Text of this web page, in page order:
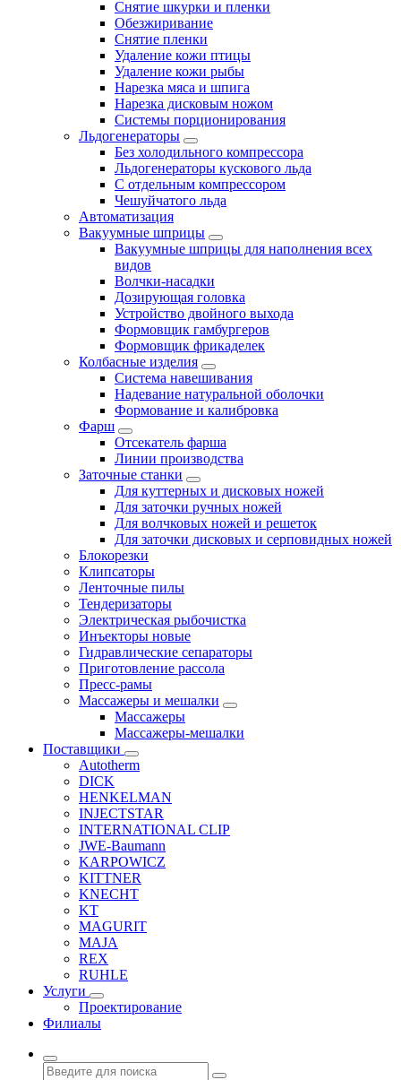
Снятие шкурки и пленки
Обезжиривание
Снятие пленки
Удаление кожи птицы
Удаление кожи рыбы
Нарезка мяса и шпига
Нарезка дисковым ножом
Системы порционирования
Льдогенераторы
Без холодильного компрессора
Льдогенераторы кускового льда
С отдельным компрессором
Чешуйчатого льда
Автоматизация
Вакуумные шприцы
Вакуумные шприцы для наполнения всех
видов
Волчки-насадки
Дозирующая головка
Устройство двойного выхода
Формовщик гамбургеров
Формовщик фрикаделек
Колбасные изделия
Система навешивания
Надевание натуральной оболочки
Формование и калибровка
Фарш
Отсекатель фарша
Линии производства
Заточные станки
Для куттерных и дисковых ножей
Для заточки ручных ножей
Для волчковых ножей и решеток
Для заточки дисковых и серповидных ножей
Блокорезки
Клипсаторы
Ленточные пилы
Тендеризаторы
Электрическая рыбочистка
Инъекторы новые
Гидравлические сепараторы
Приготовление рассола
Пресс-рамы
Массажеры и мешалки
Массажеры
Массажеры-мешалки
Поставщики
Autotherm
DICK
HENKELMAN
INJECTSTAR
INTERNATIONAL CLIP
JWE-Baumann
KARPOWICZ
KITTNER
KNECHT
KT
MAGURIT
MAJA
REX
RUHLE
Услуги
Проектирование
Филиалы